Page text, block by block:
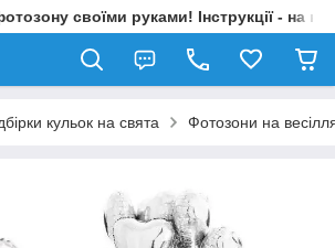
своїми руками! Інструкції - на
кульок на свята Фотозони на